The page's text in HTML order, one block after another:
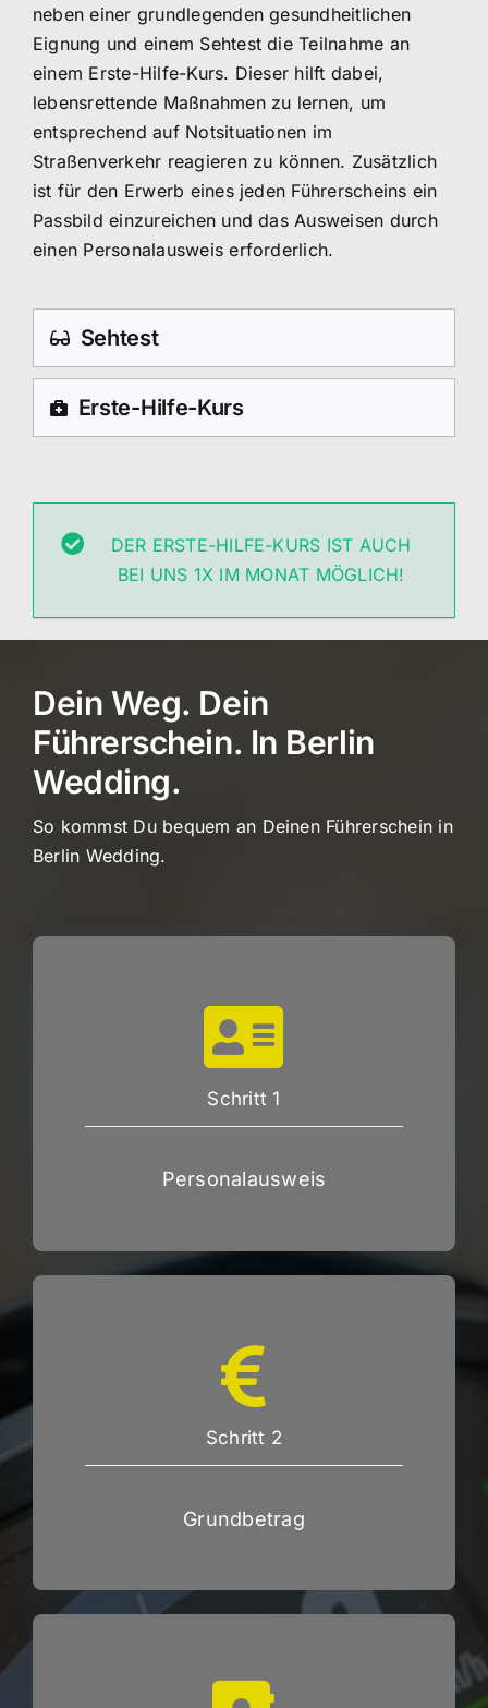
neben einer grundlegenden gesundheitlichen
Eignung und einem Sehtest die Teilnahme an
einem Erste-Hilfe-Kurs. Dieser hilft dabei,
lebensrettende Maßnahmen zu lernen, um
entsprechend auf Notsituationen im
Straßenverkehr reagieren zu können. Zusätzlich
ist für den Erwerb eines jeden Führerscheins ein
Passbild einzureichen und das Ausweisen durch
einen Personalausweis erforderlich.
Sehtest
Erste-Hilfe-Kurs
DER ERSTE-HILFE-KURS IST AUCH
BEI UNS 1X IM MONAT MÖGLICH!
Dein Weg. Dein
Führerschein. In Berlin
Wedding.
So kommst Du bequem an Deinen Führerschein in
Berlin Wedding.
Schritt 1
Personalausweis
Schritt 2
Grundbetrag